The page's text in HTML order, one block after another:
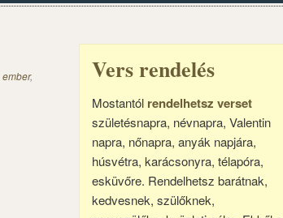
ember,
Vers rendelés
Mostantól rendelhetsz verset
születésnapra, névnapra, Valentin
napra, nőnapra, anyák napjára,
húsvétra, karácsonyra, télapóra,
esküvőre. Rendelhetsz barátnak,
kedvesnek, szülőknek,